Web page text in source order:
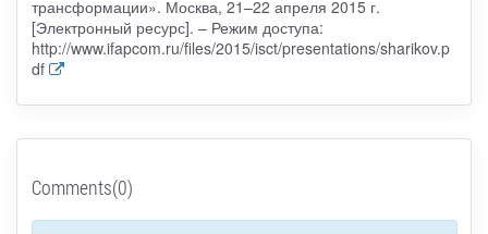
трансформации». Москва, 21–22 апреля 2015 г.
[Электронный ресурс]. – Режим доступа:
http://www.ifapcom.ru/files/2015/isct/presentations/sharikov.p
df
Comments(0)